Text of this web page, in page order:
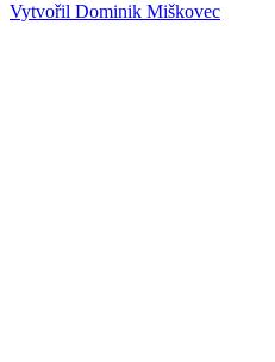
Vytvořil Dominik Miškovec